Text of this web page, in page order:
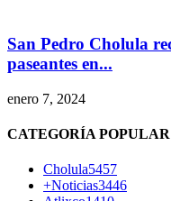
San Pedro Cholula
paseantes en...
enero 7, 2024
CATEGORÍA POPULAR
Cholula5457
+Noticias3446